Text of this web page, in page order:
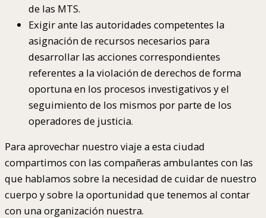
de las MTS.
Exigir ante las autoridades competentes la
asignación de recursos necesarios para
desarrollar las acciones correspondientes
referentes a la violación de derechos de forma
oportuna en los procesos investigativos y el
seguimiento de los mismos por parte de los
operadores de justicia.
Para aprovechar nuestro viaje a esta ciudad
compartimos con las compañeras ambulantes con las
que hablamos sobre la necesidad de cuidar de nuestro
cuerpo y sobre la oportunidad que tenemos al contar
con una organización nuestra.